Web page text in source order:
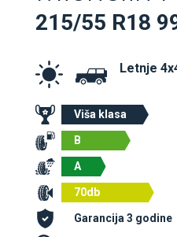
215/55 R18
Letnje
Viša klasa
B
A
70db
Garancija 3 godine